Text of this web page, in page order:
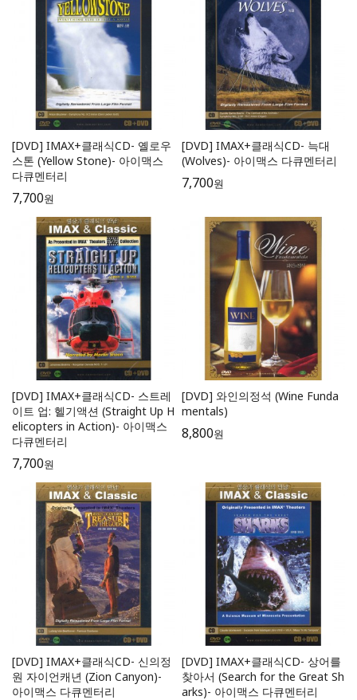
[DVD] IMAX+클래식CD- 옐로우
스톤 (Yellow Stone)- 아이맥스
다큐멘터리
7,700원
[DVD] IMAX+클래식CD- 늑대
(Wolves)- 아이맥스 다큐멘터리
7,700원
[DVD] IMAX+클래식CD- 스트레
이트 업: 헬기액션 (Straight Up H
elicopters in Action)- 아이맥스
다큐멘터리
7,700원
[DVD] 와인의정석 (Wine Funda
mentals)
8,800원
[DVD] IMAX+클래식CD- 신의정
원 자이언캐년 (Zion Canyon)-
아이맥스 다큐멘터리
[DVD] IMAX+클래식CD- 상어를
찾아서 (Search for the Great Sh
arks)- 아이맥스 다큐멘터리